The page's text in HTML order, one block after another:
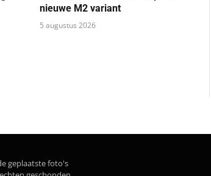
nieuwe M2 variant
5 augustus 2026
geplaatste foto's